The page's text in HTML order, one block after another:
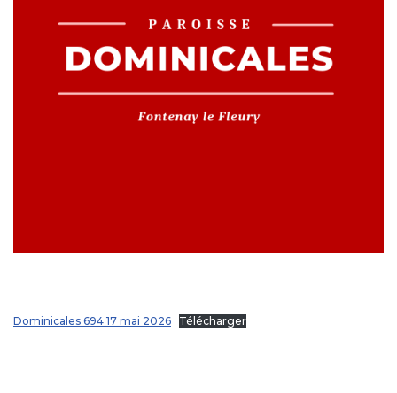
Dominicales 694 17 mai 2026 Télécharger